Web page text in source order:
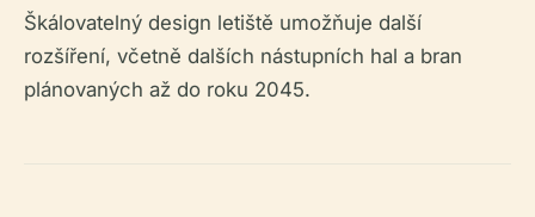
Škálovatelný design letiště umožňuje další
rozšíření, včetně dalších nástupních hal a bran
plánovaných až do roku 2045.